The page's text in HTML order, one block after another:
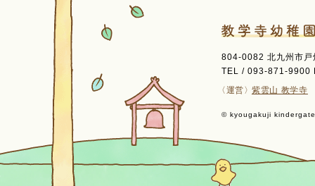
804-0082 北九州市
TEL / 093-871-9900
〈運営〉紫雲山 教学寺
© kyougakuji